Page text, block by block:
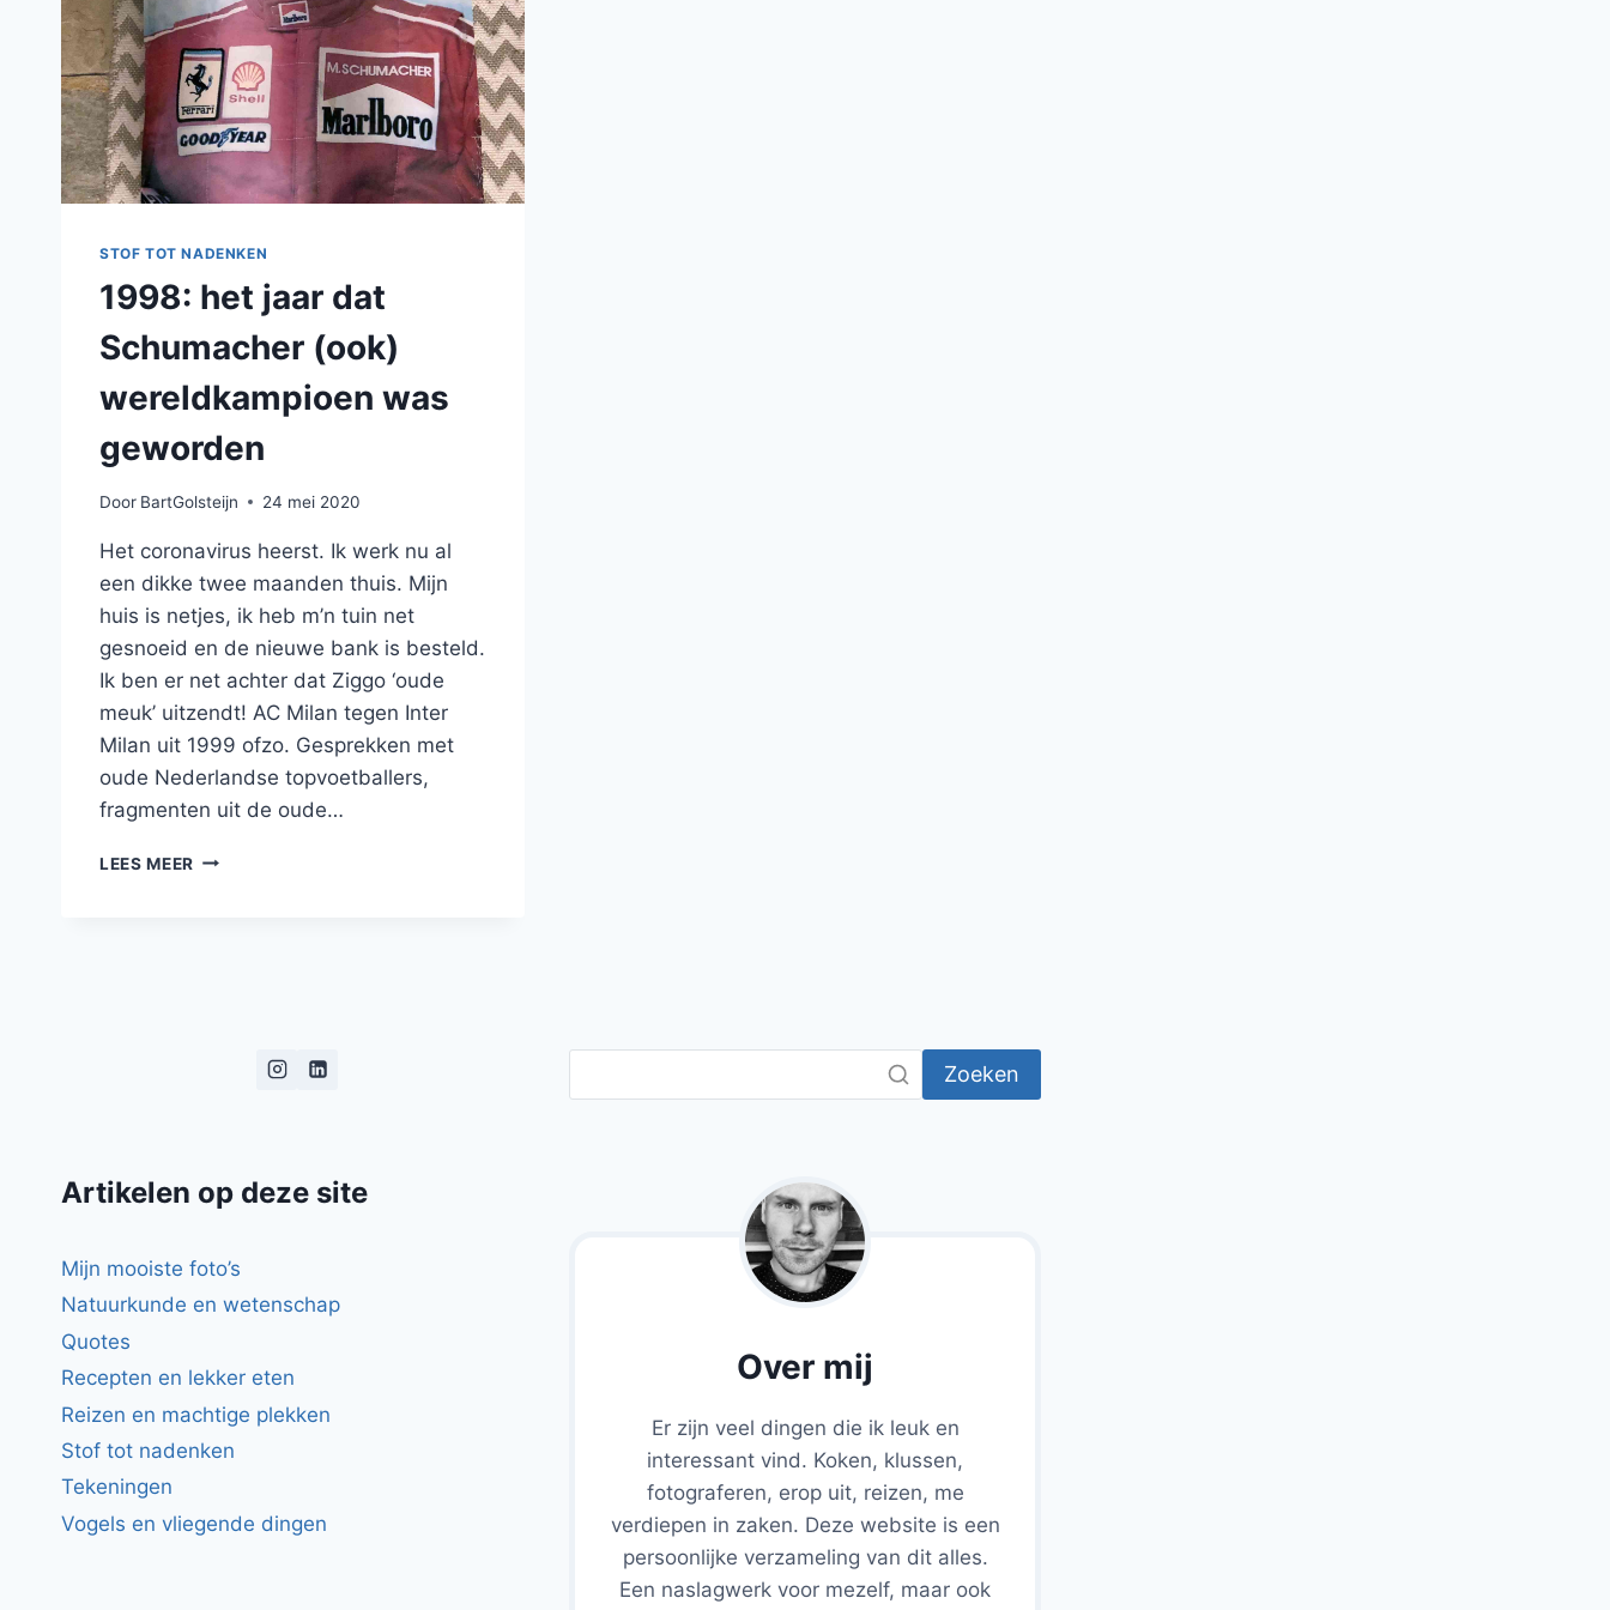
STOF TOT NADENKEN
1998: het jaar dat
Schumacher (ook)
wereldkampioen was
geworden
Door BartGolsteijn 24 mei 2020
Het coronavirus heerst. Ik werk nu al
een dikke twee maanden thuis. Mijn
huis is netjes, ik heb m’n tuin net
gesnoeid en de nieuwe bank is besteld.
Ik ben er net achter dat Ziggo ‘oude
meuk’ uitzendt! AC Milan tegen Inter
Milan uit 1999 ofzo. Gesprekken met
oude Nederlandse topvoetballers,
fragmenten uit de oude…
LEES MEER 1998:
GEWORDEN
Zoeken
Artikelen op deze site
Mijn mooiste foto’s
Natuurkunde en wetenschap
Quotes
Recepten en lekker eten
Reizen en machtige plekken
Stof tot nadenken
Tekeningen
Vogels en vliegende dingen
Over mij
Er zijn veel dingen die ik leuk en
interessant vind. Koken, klussen,
fotograferen, erop uit, reizen, me
verdiepen in zaken. Deze website is een
persoonlijke verzameling van dit alles.
Een naslagwerk voor mezelf, maar ook